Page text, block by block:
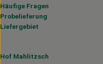
Häufige Fragen
Probelieferung
Liefergebiet
Hof Mahlitzsch